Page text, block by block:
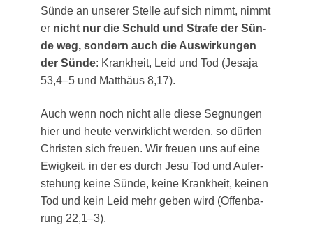
Sün­de an unse­rer Stel­le auf sich nimmt, nimmt
er nicht nur die Schuld und Stra­fe der Sün­
de weg, son­dern auch die Aus­wir­kun­gen
der Sün­de: Krank­heit, Leid und Tod (Jesa­ja
53,4–5 und Mat­thä­us 8,17).
Auch wenn noch nicht alle die­se Seg­nun­gen
hier und heu­te ver­wirk­licht wer­den, so dür­fen
Chris­ten sich freu­en. Wir freu­en uns auf eine
Ewig­keit, in der es durch Jesu Tod und Auf­er­
ste­hung kei­ne Sün­de, kei­ne Krank­heit, kei­nen
Tod und kein Leid mehr geben wird (Offen­ba­
rung 22,1–3).